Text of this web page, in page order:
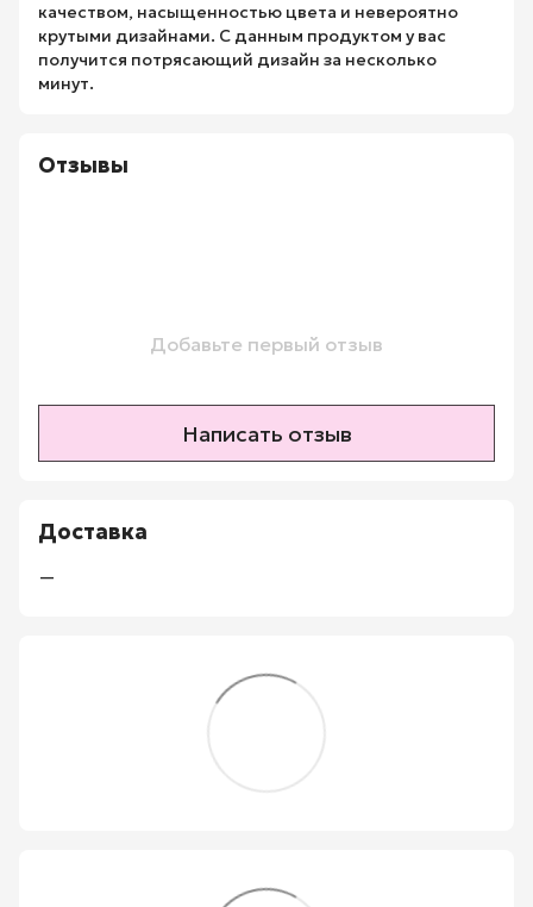
качеством, насыщенностью цвета и невероятно
крутыми дизайнами. С данным продуктом у вас
получится потрясающий дизайн за несколько
минут.
Отзывы
Добавьте первый отзыв
Написать отзыв
Доставка